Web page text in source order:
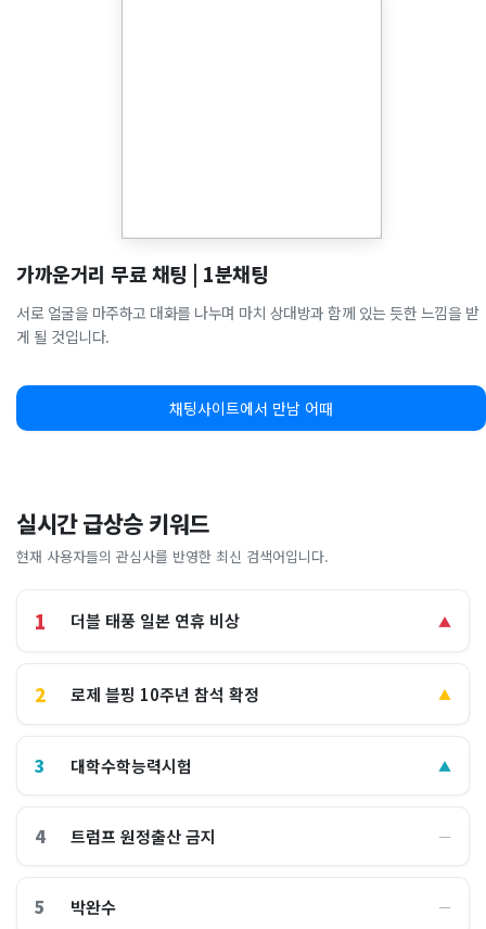
가까운거리 무료 채팅 | 1분채팅
서로 얼굴을 마주하고 대화를 나누며 마치 상대방과 함께 있는 듯한 느낌을 받
게 될 것입니다.
채팅사이트에서 만남 어때
실시간 급상승 키워드
현재 사용자들의 관심사를 반영한 최신 검색어입니다.
1 더블 태풍 일본 연휴 비상 ▲
2 로제 블핑 10주년 참석 확정 ▲
3 대학수학능력시험 ▲
4 트럼프 원정출산 금지 ―
5 박완수 ―